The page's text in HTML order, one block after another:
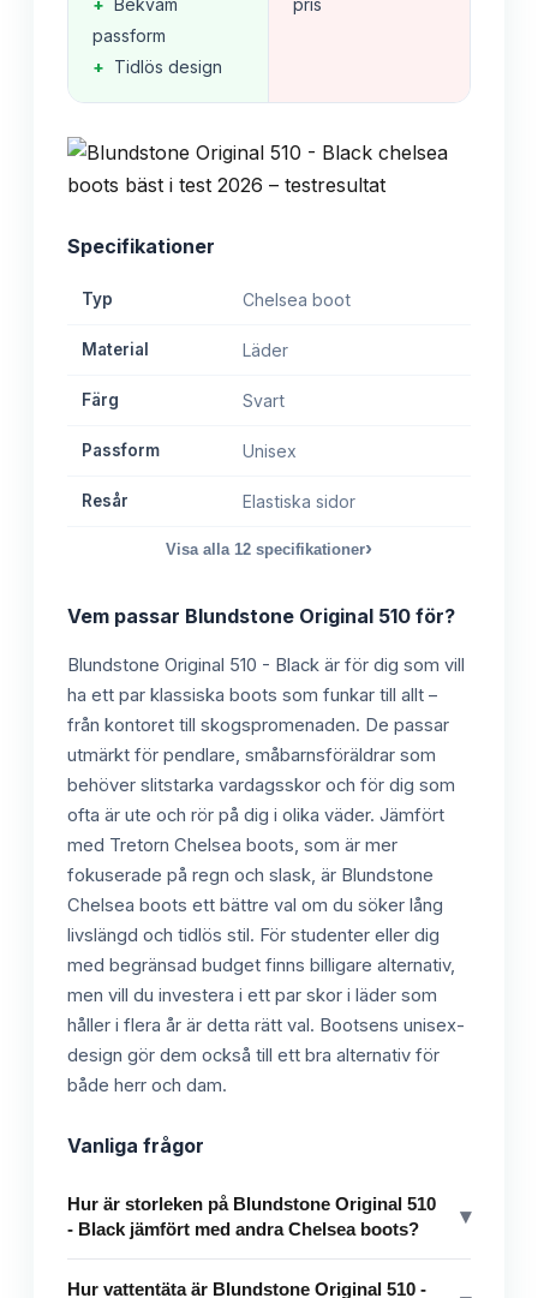
+ Bekväm
passform
+ Tidlös design
pris
Specifikationer
Typ Chelsea boot
Material Läder
Färg Svart
Passform Unisex
Resår Elastiska sidor
Visa alla 12 specifikationer›
Vem passar Blundstone Original 510 för?
Blundstone Original 510 - Black är för dig som vill
ha ett par klassiska boots som funkar till allt –
från kontoret till skogspromenaden. De passar
utmärkt för pendlare, småbarnsföräldrar som
behöver slitstarka vardagsskor och för dig som
ofta är ute och rör på dig i olika väder. Jämfört
med Tretorn Chelsea boots, som är mer
fokuserade på regn och slask, är Blundstone
Chelsea boots ett bättre val om du söker lång
livslängd och tidlös stil. För studenter eller dig
med begränsad budget finns billigare alternativ,
men vill du investera i ett par skor i läder som
håller i flera år är detta rätt val. Bootsens unisex-
design gör dem också till ett bra alternativ för
både herr och dam.
Vanliga frågor
Hur är storleken på Blundstone Original 510
- Black jämfört med andra Chelsea boots?
▾
Hur vattentäta är Blundstone Original 510 -